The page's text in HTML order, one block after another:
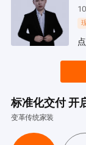
标准化交付 开
变革传统家装